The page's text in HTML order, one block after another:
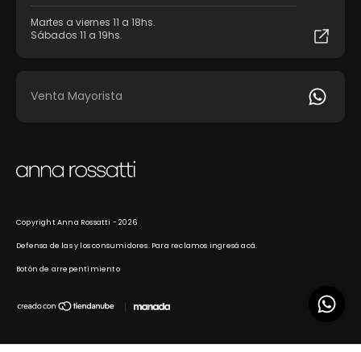
Martes a viernes 11 a 18hs.
Sábados 11 a 19hs.
Venta Mayorista
Copyright Anna Rossatti - 2026
Defensa de las y los consumidores. Para reclamos ingresá acá.
Botón de arrepentimiento